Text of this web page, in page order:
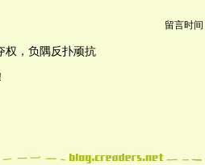
留言时间
权，负隅反扑顽抗